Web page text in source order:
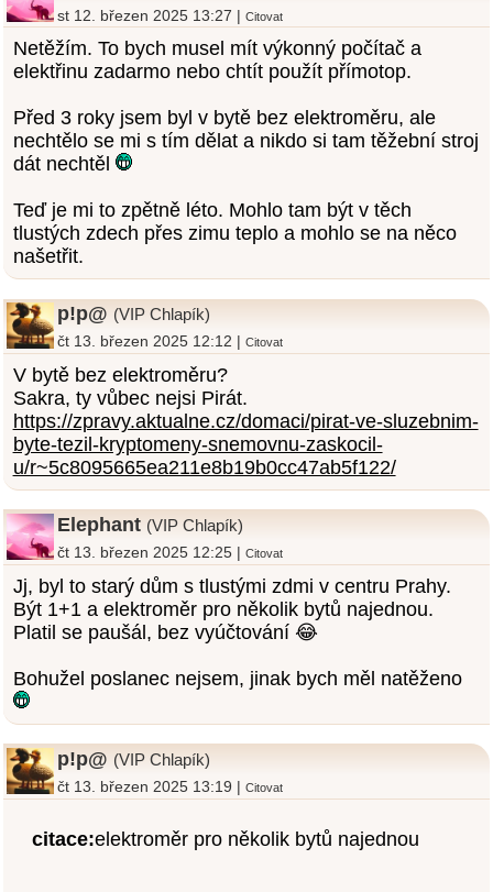
st 12. březen 2025 13:27 |Citovat
Netěžím. To bych musel mít výkonný počítač a
elektřinu zadarmo nebo chtít použít přímotop.
Před 3 roky jsem byl v bytě bez elektroměru, ale
nechtělo se mi s tím dělat a nikdo si tam těžební stroj
dát nechtěl
Teď je mi to zpětně léto. Mohlo tam být v těch
tlustých zdech přes zimu teplo a mohlo se na něco
našetřit.
p!p@ (VIP Chlapík)
čt 13. březen 2025 12:12 |Citovat
V bytě bez elektroměru?
Sakra, ty vůbec nejsi Pirát.
https://zpravy.aktualne.cz/domaci/pirat-ve-sluzebnim-
byte-tezil-kryptomeny-snemovnu-zaskocil-
u/r~5c8095665ea211e8b19b0cc47ab5f122/
Elephant (VIP Chlapík)
čt 13. březen 2025 12:25 |Citovat
Jj, byl to starý dům s tlustými zdmi v centru Prahy.
Být 1+1 a elektroměr pro několik bytů najednou.
Platil se paušál, bez vyúčtování 😂
Bohužel poslanec nejsem, jinak bych měl natěženo
p!p@ (VIP Chlapík)
čt 13. březen 2025 13:19 |Citovat
citace:elektroměr pro několik bytů najednou